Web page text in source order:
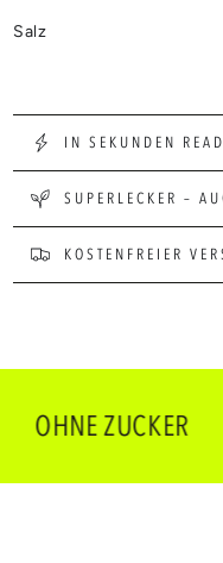
Salz
IN SEKUNDEN
SUPERLECKER –
KOSTENFREIER
ZUCKER